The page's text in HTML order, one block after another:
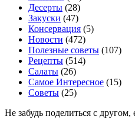
Десерты (28)
Закуски (47)
Консервация (5)
Новости (472)
Полезные советы (107)
Рецепты (514)
Салаты (26)
Самое Интересное (15)
Советы (25)
Не забудь поделиться с